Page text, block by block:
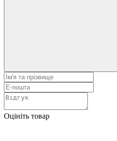
Оцініть товар